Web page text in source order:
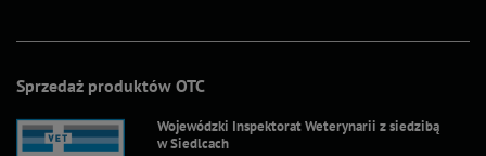
Sprzedaż produktów OTC
Wojewódzki Inspektorat Weterynarii z siedzibą
w Siedlcach